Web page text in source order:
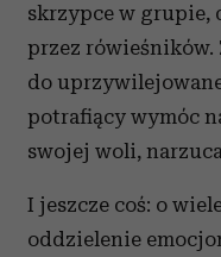
skrzypce w grupie,
przez rówieśników.
do
potrafiący wymóc
swojej woli,
I jeszcze coś: o
oddzielenie